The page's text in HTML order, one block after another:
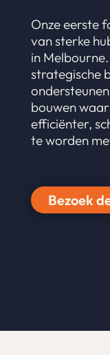
Onze eerste
van sterke
in
strategische
bouwen
efficiënter,
te worden
Bezoek